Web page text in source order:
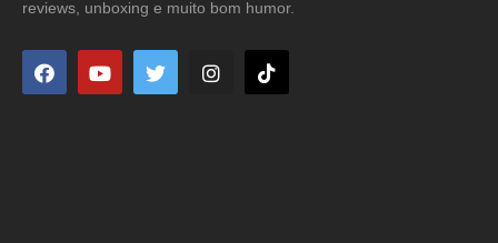
reviews, unboxing e muito bom humor.